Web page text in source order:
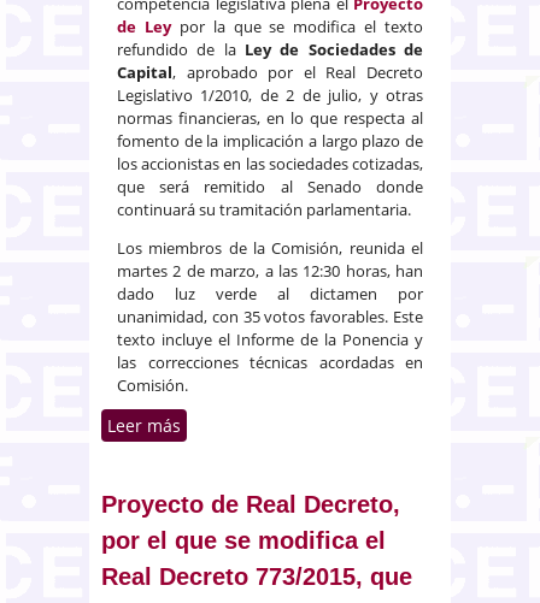
de Leypor la que se modifica el texto
refundido de la Ley de Sociedades de
Capital, aprobado por el Real Decreto
Legislativo 1/2010, de 2 de julio, y otras
normas financieras, en lo que respecta al
fomento de la implicación a largo plazo de
los accionistas en las sociedades cotizadas,
que será remitido al Senado donde
continuará su tramitación parlamentaria.
Los miembros de la Comisión, reunida el
martes 2 de marzo, a las 12:30 horas, han
dado luz verde al dictamen por
unanimidad, con 35 votos favorables. Este
texto incluye el Informe de la Ponencia y
las correcciones técnicas acordadas en
Comisión.
Leer más
remite al Senado
Proyecto de Real Decreto,
por el que se modifica el
Real Decreto 773/2015, que